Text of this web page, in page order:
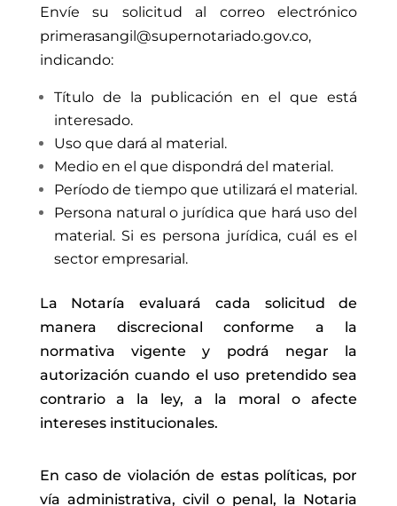
Envíe su solicitud al correo electrónico
primerasangil@supernotariado.gov.co,
indicando:
Título de la publicación en el que está
interesado.
Uso que dará al material.
Medio en el que dispondrá del material.
Período de tiempo que utilizará el material.
Persona natural o jurídica que hará uso del
material. Si es persona jurídica, cuál es el
sector empresarial.
La Notaría evaluará cada solicitud de
manera discrecional conforme a la
normativa vigente y podrá negar la
autorización cuando el uso pretendido sea
contrario a la ley, a la moral o afecte
intereses institucionales.
En caso de violación de estas políticas, por
vía administrativa, civil o penal, la Notaria